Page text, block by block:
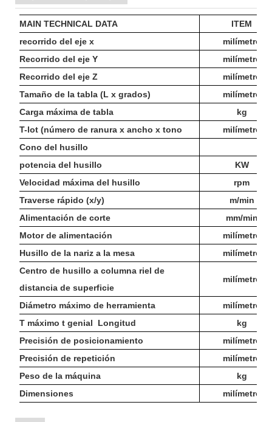
MAIN TECHNICAL DATA
ITEM
recorrido del eje x
milímetro
Recorrido del eje Y
milímetro
Recorrido del eje Z
milímetro
Tamaño de la tabla (L x grados)
milímetro
Carga máxima de tabla
kg
T-lot (número de ranura x ancho x tono
milímetro
Cono del husillo
potencia del husillo
KW
Velocidad máxima del husillo
rpm
Traverse rápido (x/y)
m/min
Alimentación de corte
mm/min
Motor de alimentación
milímetro
Husillo de la nariz a la mesa
milímetro
Centro de husillo a columna riel de
distancia de superficie
milímetro
Diámetro máximo de herramienta
milímetro
T máximo t genial Longitud
kg
Precisión de posicionamiento
milímetro
Precisión de repetición
milímetro
Peso de la máquina
kg
Dimensiones
milímetro